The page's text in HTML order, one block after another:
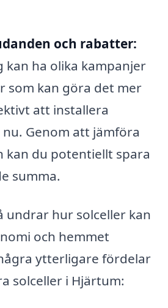
och rabatter:
kan ha olika kampanjer
som kan göra det mer
att installera
Genom att jämföra
kan du potentiellt spara
summa.
undrar hur solceller kan
och hemmet
ytterligare fördelar
solceller i Hjärtum: